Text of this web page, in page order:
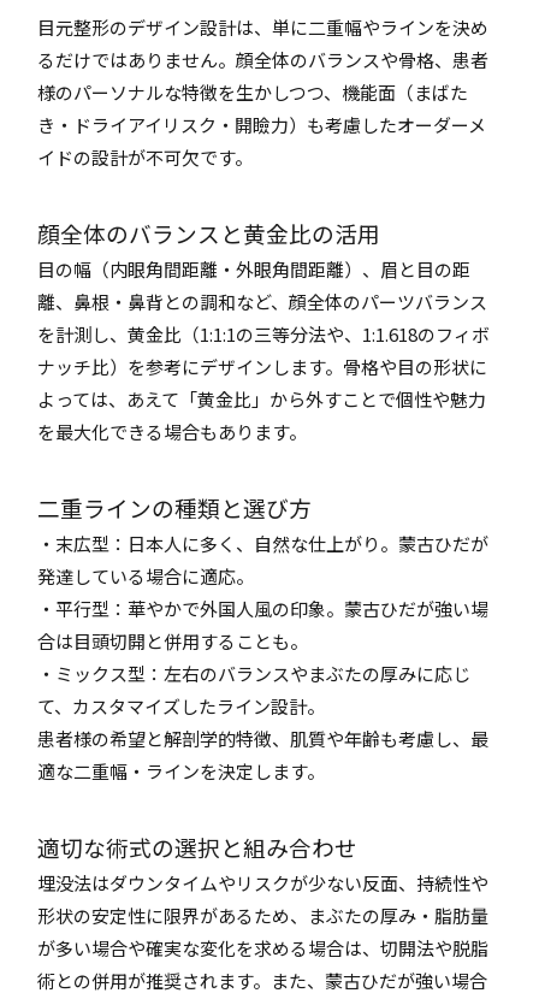
目元整形のデザイン設計は、単に二重幅やラインを決め
るだけではありません。顔全体のバランスや骨格、患者
様のパーソナルな特徴を生かしつつ、機能面（まばた
き・ドライアイリスク・開瞼力）も考慮したオーダーメ
イドの設計が不可欠です。
顔全体のバランスと黄金比の活用
目の幅（内眼角間距離・外眼角間距離）、眉と目の距
離、鼻根・鼻背との調和など、顔全体のパーツバランス
を計測し、黄金比（1:1:1の三等分法や、1:1.618のフィボ
ナッチ比）を参考にデザインします。骨格や目の形状に
よっては、あえて「黄金比」から外すことで個性や魅力
を最大化できる場合もあります。
二重ラインの種類と選び方
・末広型：日本人に多く、自然な仕上がり。蒙古ひだが
発達している場合に適応。
・平行型：華やかで外国人風の印象。蒙古ひだが強い場
合は目頭切開と併用することも。
・ミックス型：左右のバランスやまぶたの厚みに応じ
て、カスタマイズしたライン設計。
患者様の希望と解剖学的特徴、肌質や年齢も考慮し、最
適な二重幅・ラインを決定します。
適切な術式の選択と組み合わせ
埋没法はダウンタイムやリスクが少ない反面、持続性や
形状の安定性に限界があるため、まぶたの厚み・脂肪量
が多い場合や確実な変化を求める場合は、切開法や脱脂
術との併用が推奨されます。また、蒙古ひだが強い場合